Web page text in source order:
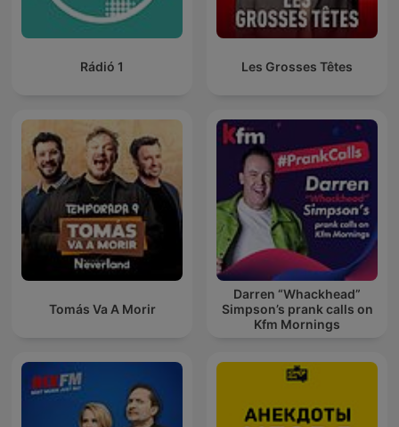
Rádió 1 Les Grosses Têtes
Tomás Va A Morir
Darren “Whackhead”
Simpson’s prank calls on
Kfm Mornings